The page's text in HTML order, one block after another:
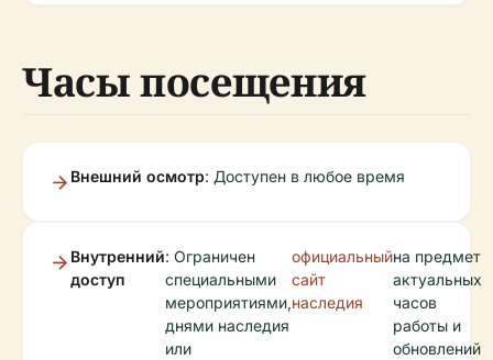
Часы посещения
Внешний осмотр: Доступен в любое время
Внутренний
доступ
: Ограничен
специальными
мероприятиями,
днями наследия
или
официальный
сайт
наследия
на предмет
актуальных
часов
работы и
обновлений